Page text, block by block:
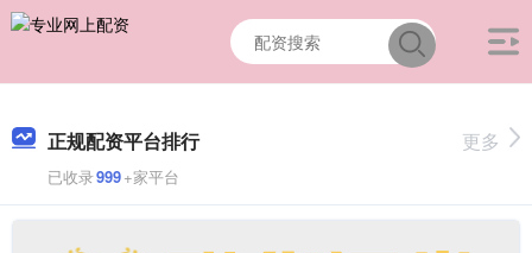
正规配资平台排行
已收录999+家平台
更多